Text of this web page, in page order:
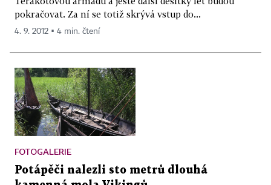
pokračovat. Za ní se totiž skrývá vstup do...
4. 9. 2012 ▪ 4 min. čtení
FOTOGALERIE
Potápěči nalezli sto metrů dlouhá